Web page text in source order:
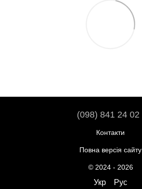
(098) 841 24 02
Контакти
Повна версія сайту
© 2024 - 2026
Укр Рус